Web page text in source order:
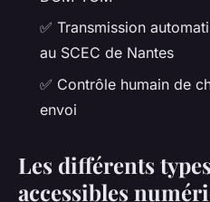
✅ Transmission
au SCEC de Nantes
✅ Contrôle humain de
envoi
Les différents
accessibles